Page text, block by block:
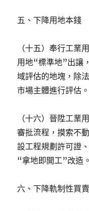
五、下降用地本錢
（十五）奉行工業
用地“標準地”出讓
域評估的地塊，除
市場主體進行評估。
（十六）晉陞工業
審批流程，摸索不
設工程規劃許可證
“拿地即開工”改造。
六、下降軌制性買